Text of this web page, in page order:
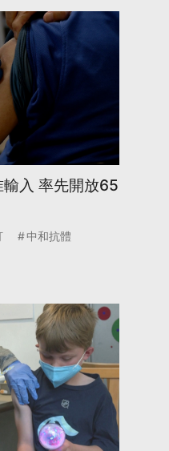
輸入 率先開放65
中和抗體